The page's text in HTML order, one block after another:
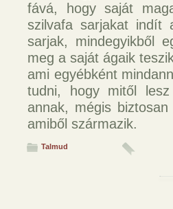
fává, hogy saját
szilvafa sarjakat indít
sarjak, mindegyikből
meg a saját ágaik
ami egyébként
tudni, hogy mitől
annak, mégis
amiből származik.
Talmud